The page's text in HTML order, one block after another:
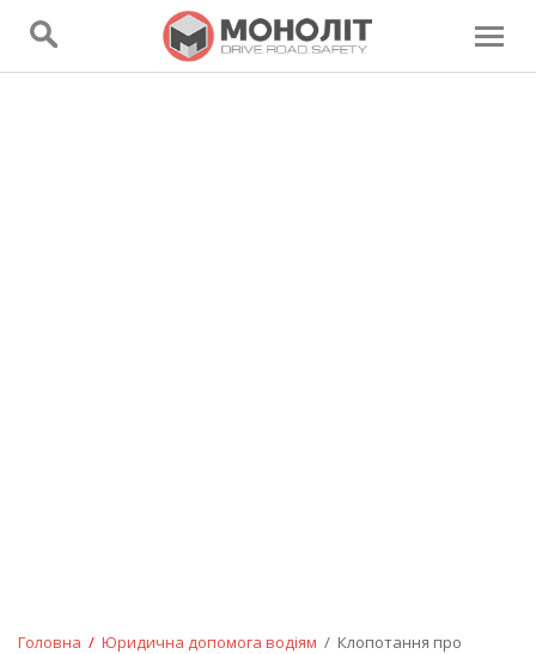
Головна / Юридична допомога водiям / Клопотання про